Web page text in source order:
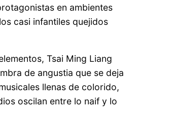
en ambientes
casi infantiles quejidos
Tsai Ming Liang
de angustia que se deja
llenas de colorido,
oscilan entre lo naif y lo